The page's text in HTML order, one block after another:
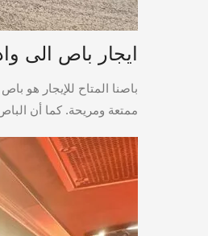
ايجار باص الى وادى
ممتعة ومريحة. كما أن